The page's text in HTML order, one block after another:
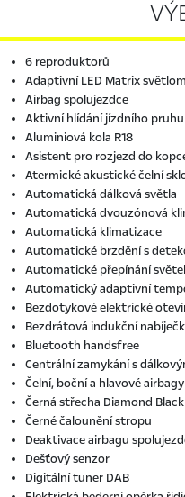
6 reproduktorů
Adaptivní LED Matrix
Airbag spolujezdce
Aktivní hlídání jízdního pruhu
Aluminiová kola R18
Asistent pro rozjezd do
Atermické akustické čelní
Automatická dálková světla
Automatická dvouzónová
Automatická klimatizace
Automatické brzdění s
Automatické přepínání
Automatický adaptivní
Bezdotykové elektrické
Bezdrátová indukční
Bluetooth handsfree
Centrální zamykání s
Čelní, boční a hlavové airbagy
Černá střecha Diamond Black
Černé čalounění stropu
Deaktivace airbagu
Dešťový senzor
Digitální tuner DAB